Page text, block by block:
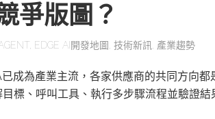
爭版圖？
EDGE AI開發地圖 技術新訊 產業趨勢
成為產業主流，各家供應商的共同方向都
標、呼叫工具、執行多步驟流程並驗證結